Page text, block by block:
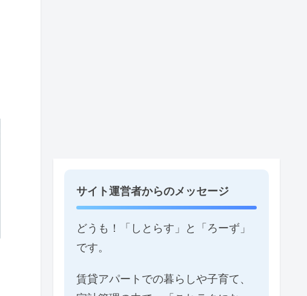
サイト運営者からのメッセージ
どうも！「しとらす」と「ろーず」
です。
賃貸アパートでの暮らしや子育て、